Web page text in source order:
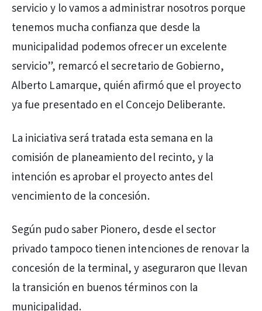
servicio y lo vamos a administrar nosotros porque
tenemos mucha confianza que desde la
municipalidad podemos ofrecer un excelente
servicio”, remarcó el secretario de Gobierno,
Alberto Lamarque, quién afirmó que el proyecto
ya fue presentado en el Concejo Deliberante.
La iniciativa será tratada esta semana en la
comisión de planeamiento del recinto, y la
intención es aprobar el proyecto antes del
vencimiento de la concesión.
Según pudo saber Pionero, desde el sector
privado tampoco tienen intenciones de renovar la
concesión de la terminal, y aseguraron que llevan
la transición en buenos términos con la
municipalidad.